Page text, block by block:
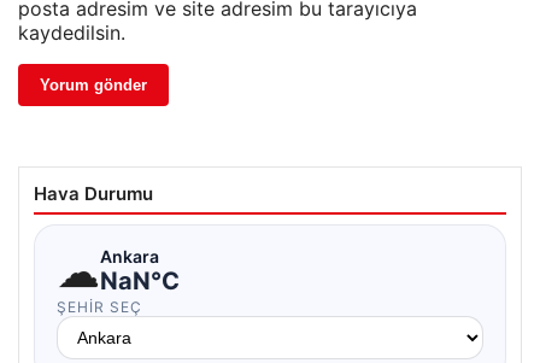
posta adresim ve site adresim bu tarayıcıya
kaydedilsin.
Hava Durumu
☁Ankara
NaN°C
ŞEHIR SEÇ